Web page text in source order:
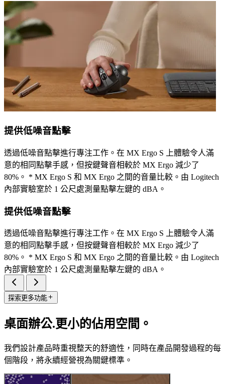
提供低噪音點擊
透過低噪音點擊進行專注工作。在 MX Ergo S 上體驗令人滿
意的相同點擊手感，但按鍵聲音相較於 MX Ergo 減少了
80%。 * MX Ergo S 和 MX Ergo 之間的音量比較。由 Logitech
內部實驗室於 1 公尺處測量點擊左鍵的 dBA。
提供低噪音點擊
透過低噪音點擊進行專注工作。在 MX Ergo S 上體驗令人滿
意的相同點擊手感，但按鍵聲音相較於 MX Ergo 減少了
80%。 * MX Ergo S 和 MX Ergo 之間的音量比較。由 Logitech
內部實驗室於 1 公尺處測量點擊左鍵的 dBA。
探索更多功能
桌面辦公.更小的佔用空間。
我們設計產品時重視整天的舒適性，同時在產品開發過程的每
個階段，將永續經營視為關鍵標準。